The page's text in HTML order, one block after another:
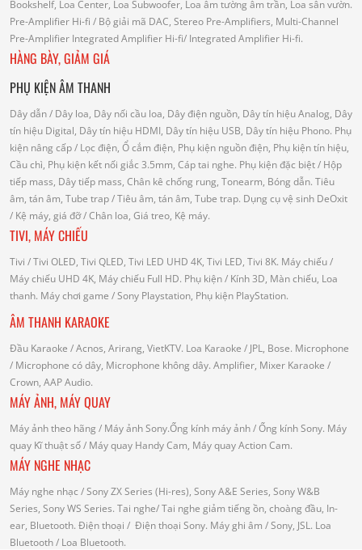
Bookshelf, Loa Center, Loa Subwoofer, Loa âm tường âm trần, Loa sân vườn.
Pre-Amplifier Hi-fi / Bộ giải mã DAC, Stereo Pre-Amplifiers, Multi-Channel
Pre-Amplifier Integrated Amplifier Hi-fi/ Integrated Amplifier Hi-fi.
HÀNG BÀY, GIẢM GIÁ
PHỤ KIỆN ÂM THANH
Dây dẫn/ Dây loa, Dây nối cầu loa, Dây điện nguồn, Dây tín hiệu Analog, Dây
tín hiệu Digital, Dây tín hiệu HDMI, Dây tín hiệu USB, Dây tín hiệu Phono. Phụ
kiện nâng cấp/ Lọc điện, Ổ cắm điện, Phụ kiện nguồn điện, Phụ kiện tín hiệu,
Cầu chì, Phụ kiện kết nối giắc 3.5mm, Cáp tai nghe. Phụ kiện đặc biệt/ Hộp
tiếp mass, Dây tiếp mass, Chân kê chống rung, Tonearm, Bóng dẫn. Tiêu
âm, tán âm, Tube trap/ Tiêu âm, tán âm, Tube trap. Dụng cụ vệ sinh DeOxit
/ Kệ máy, giá đỡ/ Chân loa, Giá treo, Kệ máy.
TIVI, MÁY CHIẾU
Tivi / Tivi OLED, Tivi QLED, Tivi LED UHD 4K, Tivi LED, Tivi 8K. Máy chiếu/
Máy chiếu UHD 4K, Máy chiếu Full HD. Phụ kiện/ Kính 3D, Màn chiếu, Loa
thanh. Máy chơi game / Sony Playstation, Phụ kiện PlayStation.
ÂM THANH KARAOKE
Đầu Karaoke / Acnos, Arirang, VietKTV. Loa Karaoke / JPL, Bose. Microphone
/ Microphone có dây, Microphone không dây. Amplifier, Mixer Karaoke /
Crown, AAP Audio.
MÁY ẢNH, MÁY QUAY
Máy ảnh theo hãng / Máy ảnh Sony.Ống kính máy ảnh / Ống kính Sony. Máy
quay Kĩ thuật số/ Máy quay Handy Cam, Máy quay Action Cam.
MÁY NGHE NHẠC
Máy nghe nhạc / Sony ZX Series (Hi-res), Sony A&E Series, Sony W&B
Series, Sony WS Series. Tai nghe/ Tai nghe giảm tiếng ồn, choàng đầu, In-
ear, Bluetooth. Điện thoại / Điện thoại Sony. Máy ghi âm / Sony, JSL. Loa
Bluetooth/ Loa Bluetooth.